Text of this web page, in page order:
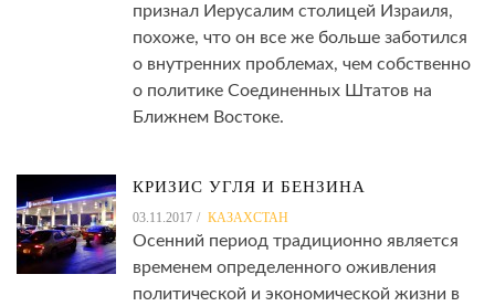
признал Иерусалим столицей Израиля,
похоже, что он все же больше заботился
о внутренних проблемах, чем собственно
о политике Соединенных Штатов на
Ближнем Востоке.
КРИЗИС УГЛЯ И БЕНЗИНА
03.11.2017 КАЗАХСТАН
Осенний период традиционно является
временем определенного оживления
политической и экономической жизни в